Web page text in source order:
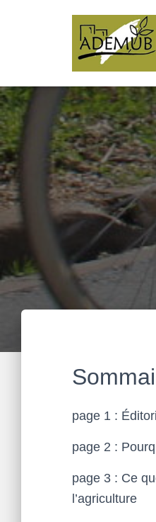
page 1 :
page 2 :
page 3 : Ce
l’agriculture